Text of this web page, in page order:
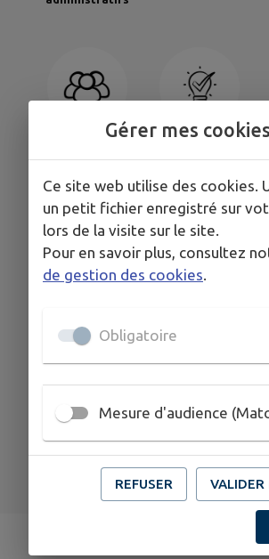
nouveaux
services !
Signaler
Gérer mes
Ce site web utilise des cookies.
un petit fichier enregistré sur
lors de la visite sur le site.
Pour en savoir plus, consultez
de gestion des cookies
Obligatoire
Mesure d'audience
REFUSER